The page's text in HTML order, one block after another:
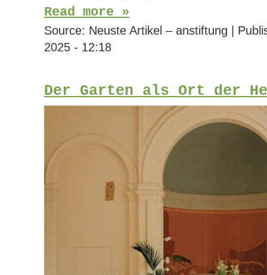
Read more »
Source: Neuste Artikel – anstiftung |
2025 - 12:18
Der Garten als Ort der